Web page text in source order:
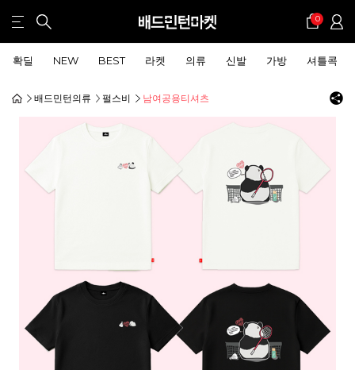
0
확딜 NEW BEST 라켓 의류 신발 가방 셔틀콕
배드민턴의류 펄스비 남여공용티셔츠